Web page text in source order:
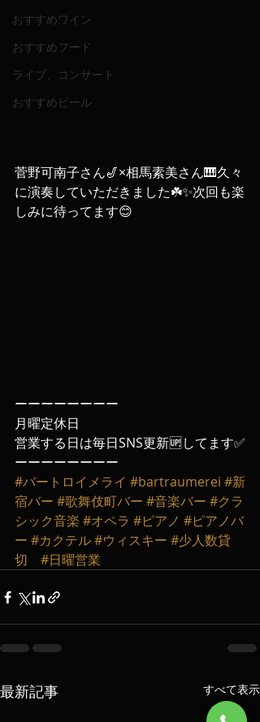
おすすめワイン
おすすめフード
ライブ、コンサート
おすすめビール
菅野可南子さん🎷×相馬素美さん🎹久々
に演奏していただきました☘️✨次回も楽
しみに待ってます😊
ーーーーーーーー
月曜定休日
営業する日は毎日SNS更新🆙してます✅
ーーーーーーーー
#バートロイメライ #bartraumerei #新
宿バー #歌舞伎町バー #音楽バー #クラ
シック音楽 #オペラ #ピアノ #ピアノバ
ー #カクテル#ウィスキー #少人数貸
切
#日曜営業
最新記事 すべて表示